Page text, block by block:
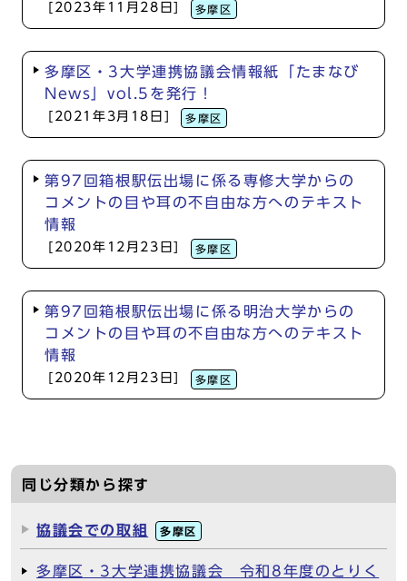
[2023年11月28日] 多摩区
多摩区・3大学連携協議会情報紙「たまなび
News」vol.5を発行！
[2021年3月18日] 多摩区
第97回箱根駅伝出場に係る専修大学からの
コメントの目や耳の不自由な方へのテキスト
情報
[2020年12月23日] 多摩区
第97回箱根駅伝出場に係る明治大学からの
コメントの目や耳の不自由な方へのテキスト
情報
[2020年12月23日] 多摩区
同じ分類から探す
協議会での取組 多摩区
多摩区・3大学連携協議会 令和8年度のとりく